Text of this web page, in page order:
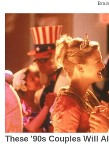
These '90s Couples Will